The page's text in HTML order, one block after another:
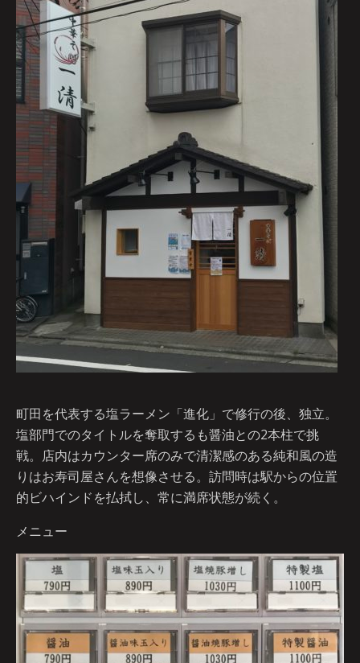
町田を代表する塩ラーメン「進化」で修行の後、独立。
塩部門でのタイトルを奪取するも醤油との2本柱で挑
戦。店内はカウンター席のみで清潔感のある純和風の造
りはお寿司屋さんを想像させる。訪問時は駅からの位置
的ビハインドを払拭し、常に満席状態が続く。
メニュー